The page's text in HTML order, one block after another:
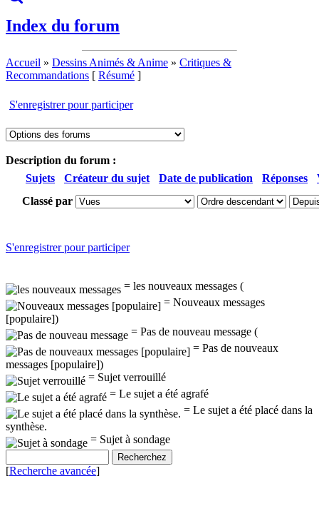
Index du forum
Accueil » Dessins Animés & Anime » Critiques &
Recommandations [ Résumé ]
S'enregistrer pour participer
Description du forum :
Sujets
Créateur du sujet Date de publication Réponses
Classé par
S'enregistrer pour participer
= les nouveaux messages (
= Nouveaux messages
[populaire])
= Pas de nouveau message (
= Pas de nouveaux
messages [populaire])
= Sujet verrouillé
= Le sujet a été agrafé
= Le sujet a été placé dans la
synthèse.
= Sujet à sondage
[Recherche avancée]